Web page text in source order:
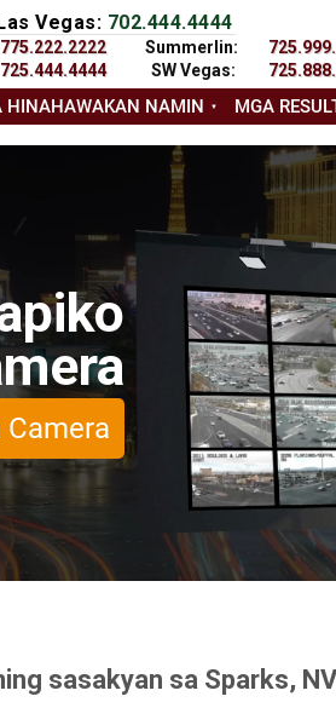
Vegas: 702.444.4444
775.222.2222
725.444.4444
Summerlin:
SW Vegas:
HINAHAWAKAN NAMIN MGA
Camera
sasakyan sa Sparks, NV